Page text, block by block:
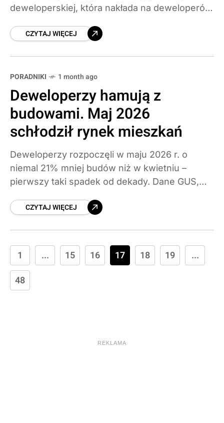
deweloperskiej, która nakłada na deweloperów
domów w jednolitym, ustrukturyzowanym
CZYTAJ WIĘCEJ
PORADNIKI 1 month ago
Deweloperzy hamują z
budowami. Maj 2026
schłodził rynek mieszkań
Deweloperzy rozpoczęli w maju 2026 r. o
niemal 21% mniej budów niż w kwietniu –
pierwszy taki spadek od dekady. Dane GUS,
kupujących.
CZYTAJ WIĘCEJ
1 ... 15 16 17 18 19
...
48
REKLAMA